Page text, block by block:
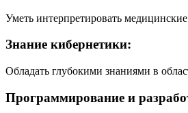
Уметь интерпретировать
Знание кибернетики:
Обладать глубокими знаниями в
Программирование и